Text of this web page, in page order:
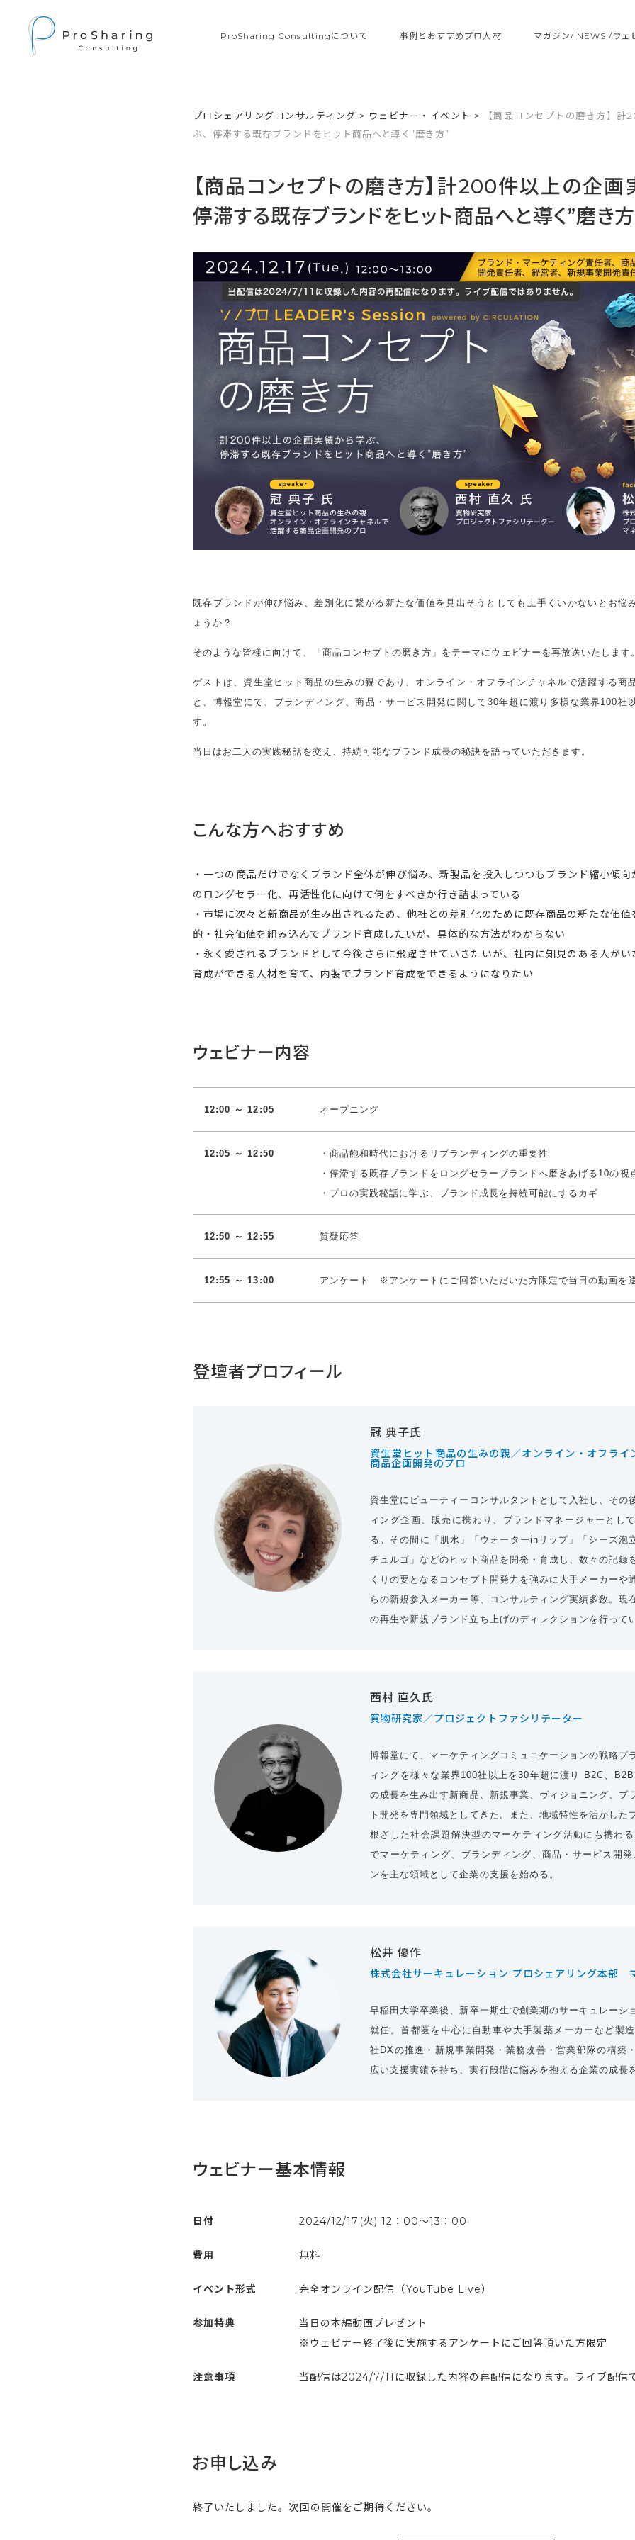
ProSharing Consultingについて 事例とおすすめプロ人材 マガジン/ NEWS /ウェ
プロシェアリングコンサルティング > ウェビナー・イベント >
【商品コンセプトの磨き方】
ぶ、停滞する既存ブランドをヒット商品へと導く”磨き方”
【商品コンセプトの磨き方】計200件以上の企画
停滞する既存ブランドをヒット商品へと導く”磨き
既存ブランドが伸び悩み、差別化に繋がる新たな価値を見出そうとしても上手くいかないとお悩
ょうか？
そのような皆様に向けて、「商品コンセプトの磨き方」をテーマにウェビナーを再放送いたします。
ゲストは、資生堂ヒット商品の生みの親であり、オンライン・オフラインチャネルで活躍する商
と、博報堂にて、ブランディング、商品・サービス開発に関して30年超に渡り多様な業界100社
す。
当日はお二人の実践秘話を交え、持続可能なブランド成長の秘訣を語っていただきます。
こんな方へおすすめ
・一つの商品だけでなくブランド全体が伸び悩み、新製品を投入しつつもブランド縮小傾
のロングセラー化、再活性化に向けて何をすべきか行き詰まっている
・市場に次々と新商品が生み出されるため、他社との差別化のために既存商品の新たな価
的・社会価値を組み込んでブランド育成したいが、具体的な方法がわからない
・永く愛されるブランドとして今後さらに飛躍させていきたいが、社内に知見のある人が
育成ができる人材を育て、内製でブランド育成をできるようになりたい
ウェビナー内容
12:00 ～ 12:05 オープニング
12:05 ～ 12:50
・商品飽和時代におけるリブランディングの重要性
・停滞する既存ブランドをロングセラーブランドへ磨きあげる10の視
・プロの実践秘話に学ぶ、ブランド成長を持続可能にするカギ
12:50 ～ 12:55 質疑応答
12:55 ～ 13:00 アンケート ※アンケートにご回答いただいた方限定で当日の動画を
登壇者プロフィール
冠 典子氏
資生堂ヒット商品の生みの親／オンライン・オフライ
商品企画開発のプロ
資生堂にビューティーコンサルタントとして入社し、その
ィング企画、販売に携わり、ブランドマネージャーとし
る。その間に「肌水」「ウォーターinリップ」「シーズ泡
チュルゴ」などのヒット商品を開発・育成し、数々の記録
くりの要となるコンセプト開発力を強みに大手メーカーや
らの新規参入メーカー等、コンサルティング実績多数。現
の再生や新規ブランド立ち上げのディレクションを行って
西村 直久氏
買物研究家／プロジェクトファシリテーター
博報堂にて、マーケティングコミュニケーションの戦略プ
ィングを様々な業界100社以上を30年超に渡り B2C、
の成長を生み出す新商品、新規事業、ヴィジョニング、ブ
ト開発を専門領域としてきた。また、地域特性を活かした
根ざした社会課題解決型のマーケティング活動にも携わ
でマーケティング、ブランディング、商品・サービス開
ンを主な領域として企業の支援を始める。
松井 優作
株式会社サーキュレーション プロシェアリング本部
早稲田大学卒業後、新卒一期生で創業期のサーキュレーシ
就任。首都圏を中心に自動車や大手製薬メーカーなど製
社DXの推進・新規事業開発・業務改善・営業部隊の構築
広い支援実績を持ち、実行段階に悩みを抱える企業の成長
ウェビナー基本情報
日付 2024/12/17(火) 12：00〜13：00
費用 無料
イベント形式 完全オンライン配信（YouTube Live）
参加特典
当日の本編動画プレゼント
※ウェビナー終了後に実施するアンケートにご回答頂いた方限定
注意事項 当配信は2024/7/11に収録した内容の再配信になります。ライブ配信
お申し込み
終了いたしました。次回の開催をご期待ください。